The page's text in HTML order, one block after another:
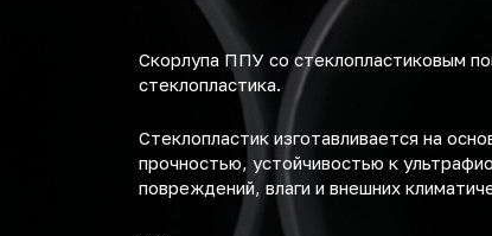
89
108
159
Скорлупа ППУ со стеклопластиковым
стеклопластика.
Стеклопластик изготавливается на
прочностью, устойчивостью к
повреждений, влаги и внешних